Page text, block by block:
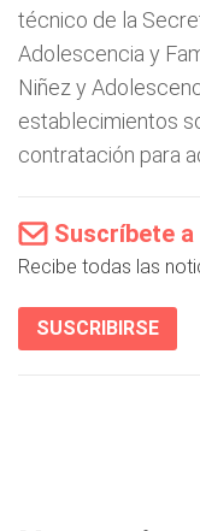
técnico de la
Adolescencia y
Niñez y
establecimientos
contratación para
Suscríbete
Recibe todas las
SUSCRIBIRSE